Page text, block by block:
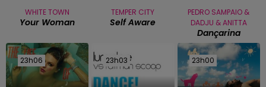
WHITE TOWN
Your Woman
TEMPER CITY
Self Aware
PEDRO SAMPAIO &
DADJU & ANITTA
Dançarina
23h06
23h06 23h03
23h03 23h00
23h00